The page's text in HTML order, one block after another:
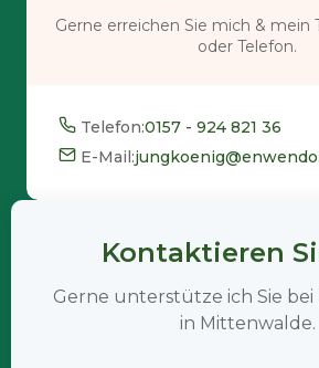
Gerne erreichen Sie mich & mein
oder Telefon.
Telefon:0157 - 924 821 36
E-Mail:
Kontaktieren
Gerne unterstütze ich Sie
in Mittenwalde.